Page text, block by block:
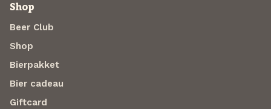
Shop
Beer Club
Shop
Bierpakket
Bier cadeau
Giftcard